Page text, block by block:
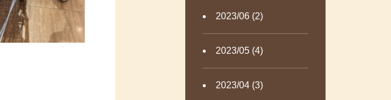
2023/06 (2)
2023/05 (4)
2023/04 (3)